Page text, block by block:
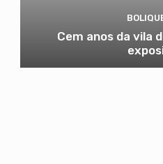
Cem anos da vila